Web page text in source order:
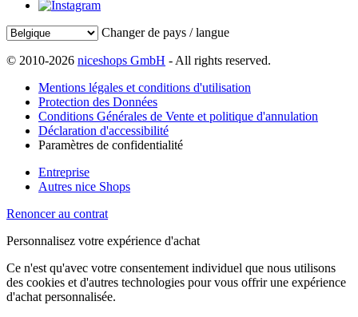
Changer de pays / langue
© 2010-2026 niceshops GmbH - All rights reserved.
Mentions légales et conditions d'utilisation
Protection des Données
Conditions Générales de Vente et politique d'annulation
Déclaration d'accessibilité
Paramètres de confidentialité
Entreprise
Autres nice Shops
Renoncer au contrat
Personnalisez votre expérience d'achat
Ce n'est qu'avec votre consentement individuel que nous utilisons
des cookies et d'autres technologies pour vous offrir une expérience
d'achat personnalisée.